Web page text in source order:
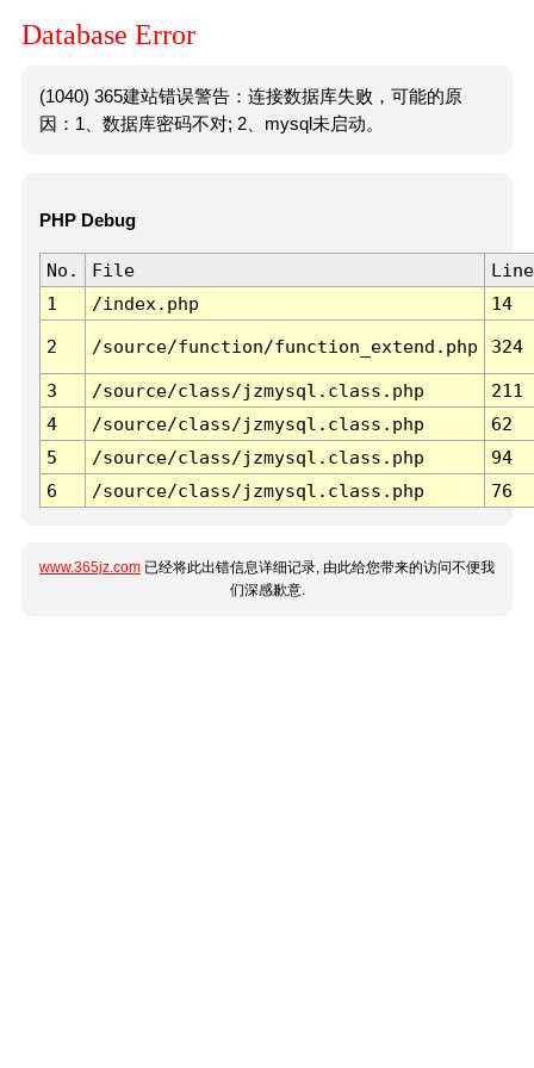
Database Error
(1040) 365建站错误警告：连接数据库失败，可能的原
因：1、数据库密码不对; 2、mysql未启动。
PHP Debug
No. File
Line
1
/index.php 14
2 /source/function/function_extend.php 324
3 /source/class/jzmysql.class.php
211
4
/source/class/jzmysql.class.php
62
5
/source/class/jzmysql.class.php
94
6
/source/class/jzmysql.class.php 76
www.365jz.com 已经将此出错信息详细记录, 由此给您带来的访问不便我
们深感歉意.